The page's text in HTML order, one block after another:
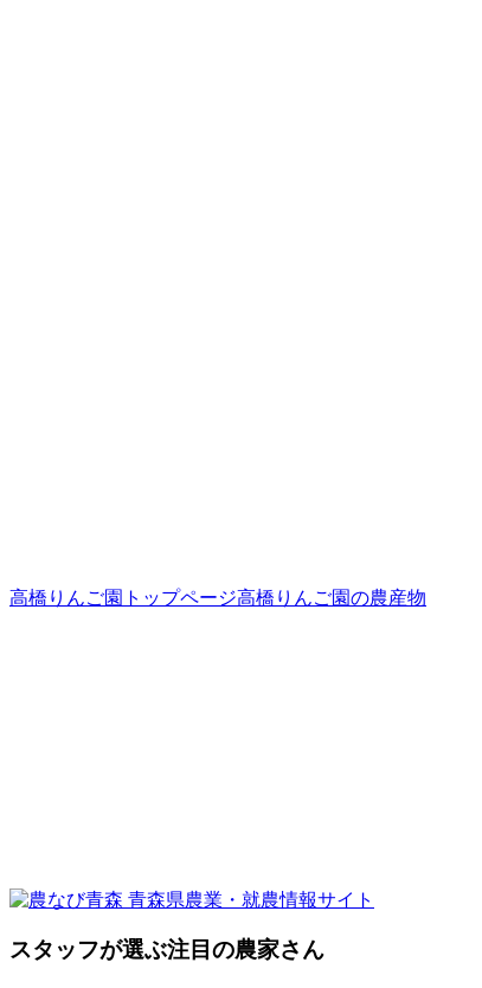
高橋りんご園トップページ高橋りんご園の農産物
スタッフが選ぶ注目の農家さん